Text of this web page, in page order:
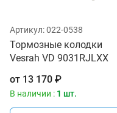
Артикул:022-0538
Тормозные колодки
Vesrah VD 9031RJLXX
от 13 170 ₽
В наличии : 1 шт.